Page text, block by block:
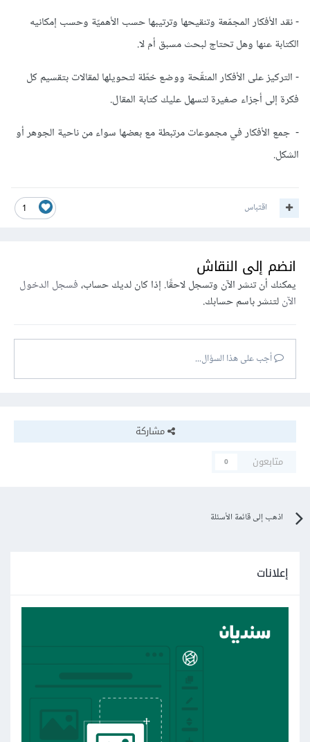
- نقد الأفكار المجمّعة وتنقيحها وترتيبها حسب الأهميّة وحسب إمكانيه
الكتابة عنها وهل تحتاج لبحث مسبق أم لا.
- التركيز على الأفكار المنقّحة ووضع خطّة لتحويلها لمقالات بتقسيم كل
فكرة إلى أجزاء صغيرة لتسهل عليك كتابة المقال.
- جمع الأفكار في مجموعات مرتبطة مع بعضها سواء من ناحية الجوهر أو
الشكل.
1 اقتباس
انضم إلى النقاش
يمكنك أن تنشر الآن وتسجل لاحقًا. إذا كان لديك حساب،فسجل الدخول
الآنلتنشر باسم حسابك.
أجب على هذا السؤال...
مشاركة
متابعون
0
اذهب إلى قائمة الأسئلة
إعلانات